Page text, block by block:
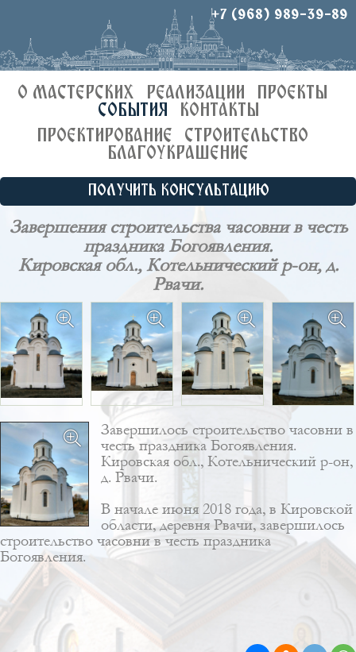
+7 (968) 989-39-89
О МАСТЕРСКИХ РЕАЛИЗАЦИИ
ПРОЕКТЫ
СОБЫТИЯ
КОНТАКТЫ
ПРОЕКТИРОВАНИЕ
СТРОИТЕЛЬСТВО
БЛАГОУКРАШЕНИЕ
ПОЛУЧИТЬ КОНСУЛЬТАЦИЮ
Завершения строительства часовни в честь
праздника Богоявления.
Кировская обл., Котельнический р-он, д.
Рвачи.
Завершилось строительство часовни в
честь праздника Богоявления.
Кировская обл., Котельнический р-он,
д. Рвачи.
В начале июня 2018 года, в Кировской
области, деревня Рвачи, завершилось
строительство часовни в честь праздника
Богоявления.